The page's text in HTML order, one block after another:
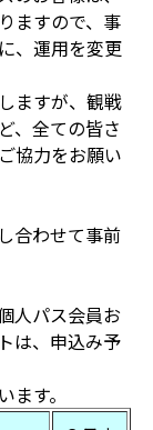
ますので、事
、運用を変更
ますが、観戦
、全ての皆さ
協力をお願い
合わせて事前
人パス会員お
は、申込み予
す。